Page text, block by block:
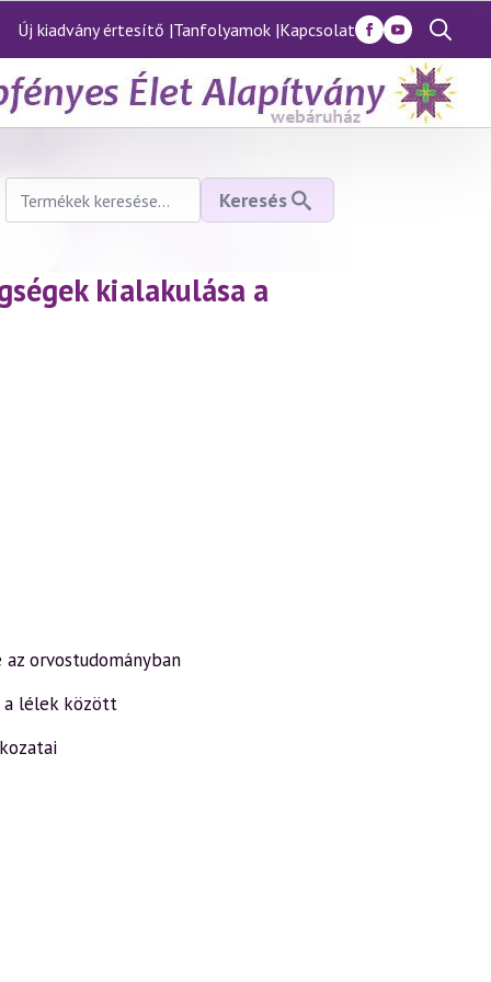
Új kiadvány értesítő |Tanfolyamok |Kapcsolat
Search
for:
Keresés
következőre:
Keresés
kialakulása a
orvostudományban
a lélek között